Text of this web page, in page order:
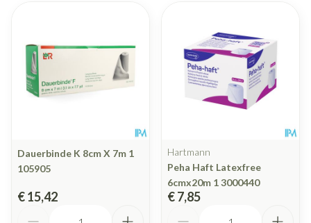
Dauerbinde K 8cm X 7m 1
105905
€ 15,42
Hartmann
Peha Haft Latexfree
6cmx20m 1 3000440
€ 7,85